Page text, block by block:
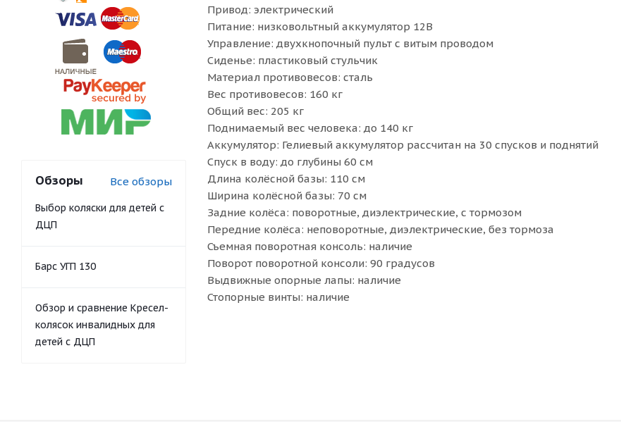
Привод: электрический
Питание: низковольтный аккумулятор 12В
Управление: двухкнопочный пульт с витым проводом
Сиденье: пластиковый стульчик
Материал противовесов: сталь
Вес противовесов: 160 кг
Общий вес: 205 кг
Поднимаемый вес человека: до 140 кг
Аккумулятор: Гелиевый аккумулятор рассчитан на 30 спусков и поднятий
Спуск в воду: до глубины 60 см
Длина колёсной базы: 110 см
Ширина колёсной базы: 70 см
Задние колёса: поворотные, диэлектрические, с тормозом
Передние колёса: неповоротные, диэлектрические, без тормоза
Съемная поворотная консоль: наличие
Поворот поворотной консоли: 90 градусов
Выдвижные опорные лапы: наличие
Стопорные винты: наличие
Обзоры Все обзоры
Выбор коляски для детей с
ДЦП
Барс УГП 130
Обзор и сравнение Кресел-
колясок инвалидных для
детей с ДЦП